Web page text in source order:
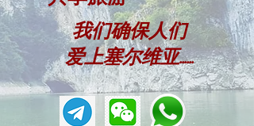
我们确保人们
爱上塞尔维亚......